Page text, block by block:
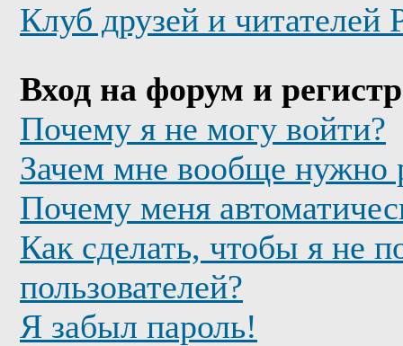
Клуб друзей и
Вход на форум и
Почему я не могу войти?
Зачем мне вообще нужно
Почему меня
Как сделать, чтобы я не
пользователей?
Я забыл пароль!